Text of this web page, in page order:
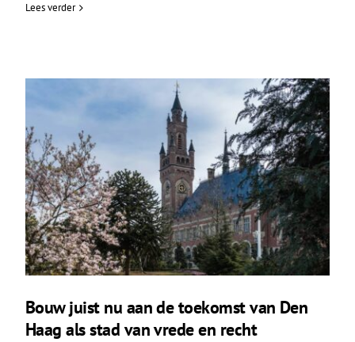
Lees verder
Bouw juist nu aan de toekomst van Den
Haag als stad van vrede en recht